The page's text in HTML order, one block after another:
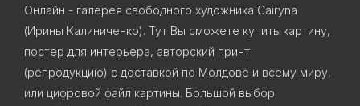
Онлайн - галерея свободного художника Cairyna
(Ирины Калиниченко). Тут Вы сможете купить картину,
постер для интерьера, авторский принт
(репродукцию) с доставкой по Молдове и всему миру,
или цифровой файл картины. Большой выбор